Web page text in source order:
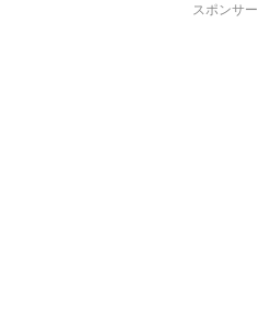
スポンサ